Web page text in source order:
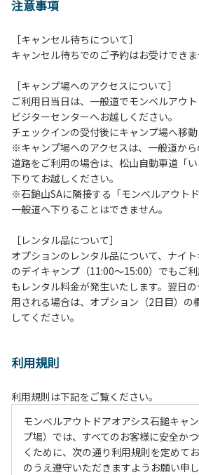
注意事項
［キャンセル待ちについて］
キャンセル待ちでのご予約はお受けできま
［キャンプ場へのアクセスについて］
ご利用日当日は、一般道でモンベルアウ
ビジターセンターへお越しください。
チェックインの受付後にキャンプ場へ移動
※キャンプ場へのアクセスは、一般道か
道路をご利用の場合は、松山自動車道「
下りてお越しください。
※石鎚山SAに隣接する「モンベルアウト
一般道へ下りることはできません。
［レンタル品について］
オプションのレンタル品について、ナイ
のデイキャンプ（11:00～15:00）でもご
もレンタル料金が発生いたします。翌日
用される場合は、オプション（2日目）の
してください。
利用規則
利用規則は下記をご覧ください。
モンベルアウトドアオアシス⽯鎚キャ
プ場）では、すべてのお客様に安全か
くために、次の通り利⽤規則を定めて
のうえ遵守いただきますようお願い申し